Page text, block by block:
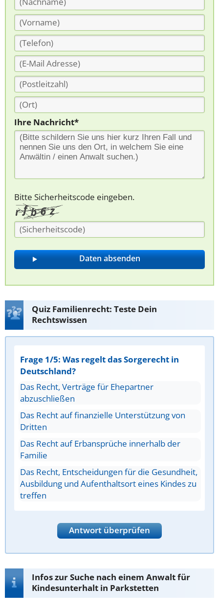
Ihre Nachricht*
Bitte Sicherheitscode eingeben.
Quiz Familienrecht: Teste Dein
Rechtswissen
Frage 1/5: Was regelt das Sorgerecht in
Deutschland?
Das Recht, Verträge für Ehepartner
abzuschließen
Das Recht auf finanzielle Unterstützung von
Dritten
Das Recht auf Erbansprüche innerhalb der
Familie
Das Recht, Entscheidungen für die Gesundheit,
Ausbildung und Aufenthaltsort eines Kindes zu
treffen
Antwort überprüfen
Infos zur Suche nach einem Anwalt für
Kindesunterhalt in Parkstetten